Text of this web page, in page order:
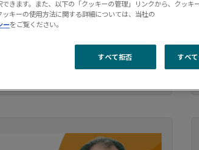
分野の専門知識を活かし、顧客の
上につながる革新的なソリューシ
発しています。
きます。また、以下の「クッキーの管理」リンクから、クッキ
キーの使用方法に関する詳細については、当社の
ーをご覧ください。
すべて拒否 すべ